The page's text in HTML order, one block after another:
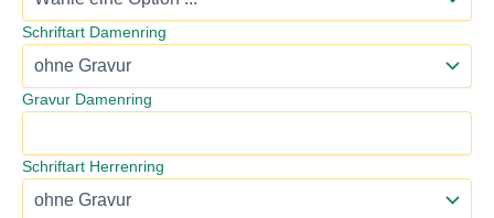
Schriftart Damenring
Gravur Damenring
Schriftart Herrenring